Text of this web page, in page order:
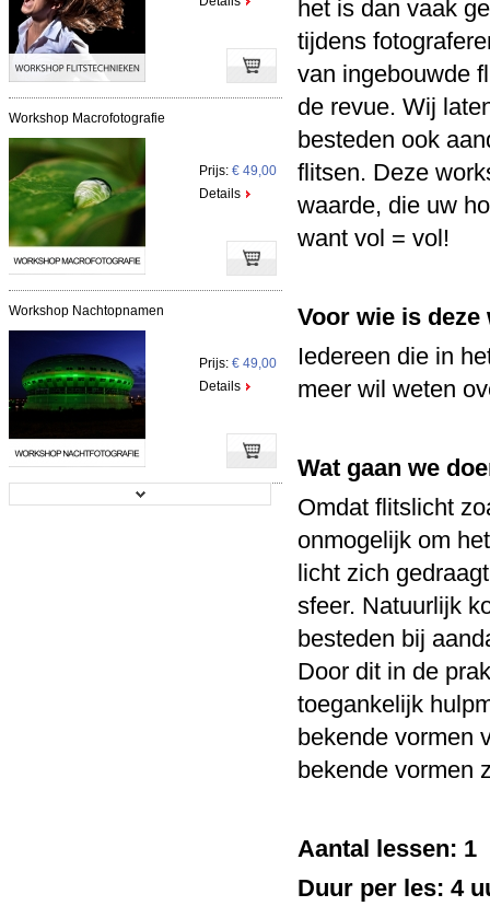
Workshop Macrofotografie
Prijs: € 49,00
Details
Workshop Nachtopnamen
Prijs: € 49,00
Details
Workshop Natuurfotografie
het is dan vaak
tijdens
van ingebouwde
de revue. Wij
besteden ook
flitsen. Deze
waarde, die uw
want vol = vol!
Voor wie is
Iedereen die in
meer wil weten
Wat gaan we
Omdat flitslicht
onmogelijk om
licht zich
sfeer. Natuurlijk
besteden bij
Door dit in de
toegankelijk
bekende vormen
bekende vormen
Aantal lessen: 1
Duur per les: 4